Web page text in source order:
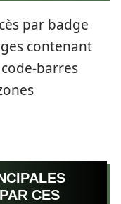
par badge
contenant
barres
CES